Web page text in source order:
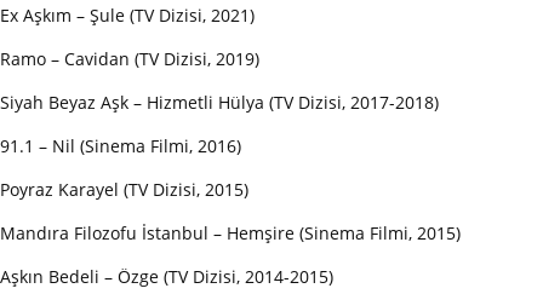
Ex Aşkım – Şule (TV Dizisi, 2021)
Ramo – Cavidan (TV Dizisi, 2019)
Siyah Beyaz Aşk – Hizmetli Hülya (TV Dizisi, 2017-2018)
91.1 – Nil (Sinema Filmi, 2016)
Poyraz Karayel (TV Dizisi, 2015)
Mandıra Filozofu İstanbul – Hemşire (Sinema Filmi, 2015)
Aşkın Bedeli – Özge (TV Dizisi, 2014-2015)